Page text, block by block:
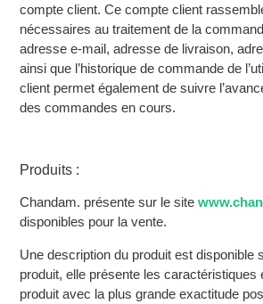
compte client. Ce compte client
nécessaires au traitement de la
adresse e-mail, adresse de livraison,
ainsi que l’historique de commande de
client permet également de suivre
des commandes en cours.
Produits :
Chandam. présente sur le site
disponibles pour la vente.
Une description du produit est disponible
produit, elle présente les caractéristiques
produit avec la plus grande exactitude